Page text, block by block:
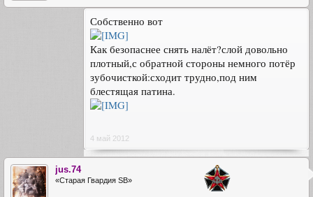
Собственно вот
Как безопаснее снять налёт?слой довольно
плотный,с обратной стороны немного потёр
зубочисткой:сходит трудно,под ним
блестящая патина.
4 май 2012
jus.74
«Старая Гвардия SB»